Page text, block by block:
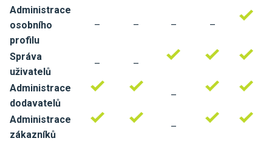
Administrace
osobního
profilu
– – – –
Správa
uživatelů
– –
Administrace
dodavatelů
–
Administrace
zákazníků
–